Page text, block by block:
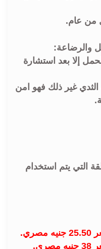
من عام.
والرضاعة:
إلا بعد استشارة
غير ذلك فهو امن
التي يتم استخدام